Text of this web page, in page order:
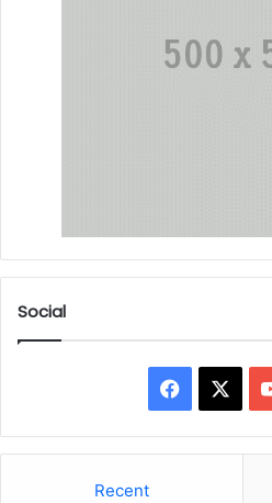
Social
Facebook
Recent